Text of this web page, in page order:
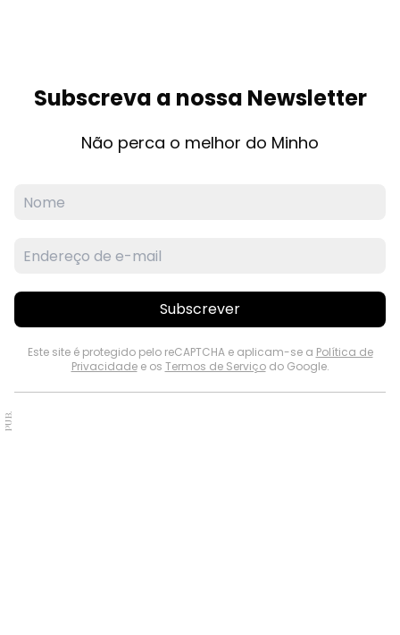
Subscreva a nossa Newsletter
Não perca o melhor do Minho
Subscrever
Este site é protegido pelo reCAPTCHA e aplicam-se a Política de
Privacidadee os Termos de Serviçodo Google.
PUB.